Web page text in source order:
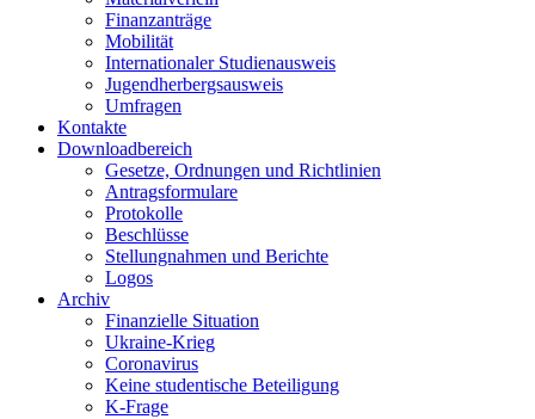
Finanzanträge
Mobilität
Internationaler Studienausweis
Jugendherbergsausweis
Umfragen
Kontakte
Downloadbereich
Gesetze, Ordnungen und Richtlinien
Antragsformulare
Protokolle
Beschlüsse
Stellungnahmen und Berichte
Logos
Archiv
Finanzielle Situation
Ukraine-Krieg
Coronavirus
Keine studentische Beteiligung
K-Frage